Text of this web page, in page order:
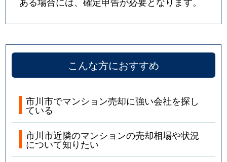
福栄
3,600万円 南行徳
徒歩14分
2,800万円 南行徳
福栄
福栄
2,000万円 南行徳
徒歩11分
こんな方におすすめ
市川市でマンション売却に強い会社を探し
ている
市川市近隣のマンションの売却相場や状況
について知りたい